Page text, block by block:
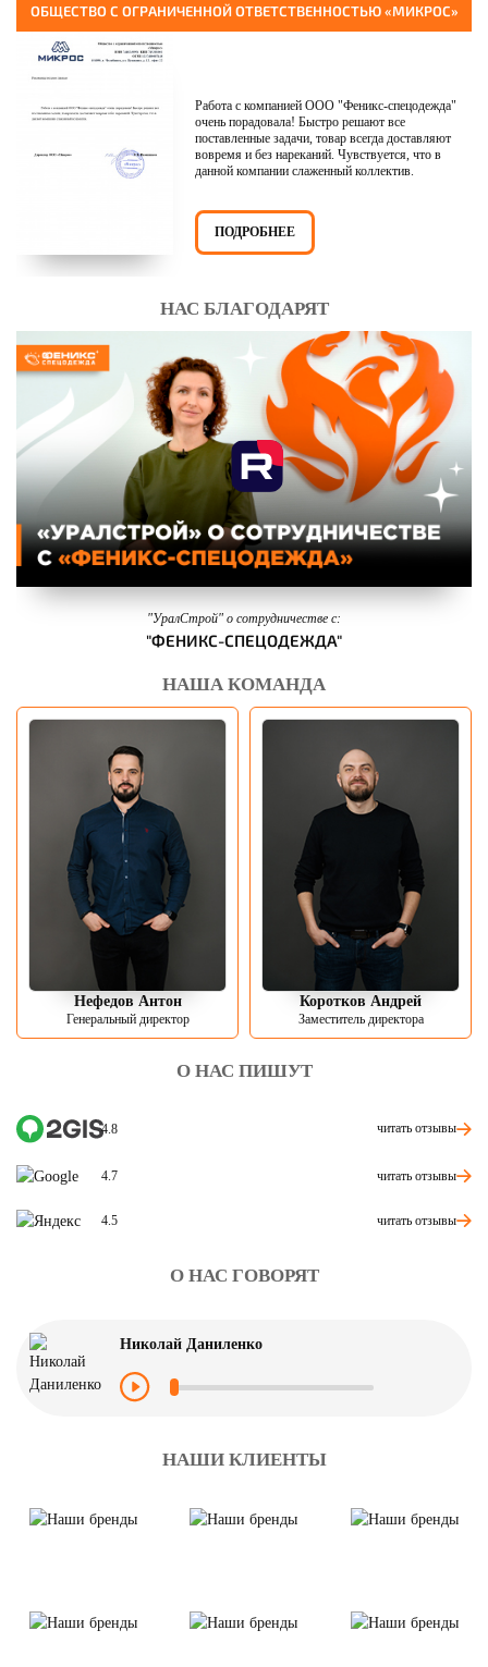
ОБЩЕСТВО С ОГРАНИЧЕННОЙ ОТВЕТСТВЕННОСТЬЮ «МИКРОС»
Работа с компанией ООО "Феникс-спецодежда"
очень порадовала! Быстро решают все
поставленные задачи, товар всегда доставляют
вовремя и без нареканий. Чувствуется, что в
данной компании слаженный коллектив.
ПОДРОБНЕЕ
НАС БЛАГОДАРЯТ
"УралСтрой" о сотрудничестве с:
"ФЕНИКС-СПЕЦОДЕЖДА"
НАША КОМАНДА
Нефедов Антон
Генеральный директор
Коротков Андрей
Заместитель директора
О НАС ПИШУТ
4.8 читать отзывы
4.7 читать отзывы
4.5 читать отзывы
О НАС ГОВОРЯТ
Николай Даниленко
НАШИ КЛИЕНТЫ